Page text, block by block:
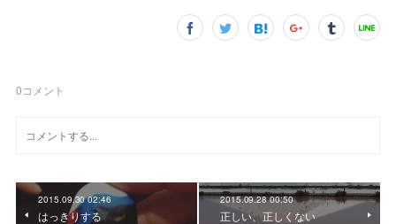
0コメント
2015.09.30 02:46
はっきりする
2015.09.28 00:50
正しい、正しくない